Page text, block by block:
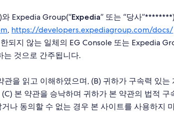
와 Expedia Group(“Expedia” 또는 “당사
, https://developers.expediagroup.com/docs/
되지 않는 일체의 EG Console 또는 Expedia
는 것으로 간주됩니다.
을 읽고 이해하였으며, (B) 귀하가 구속력 있는
본 약관을 승낙하며 귀하가 본 약관의 법적
나 동의할 수 없는 경우 본 사이트를 사용하지